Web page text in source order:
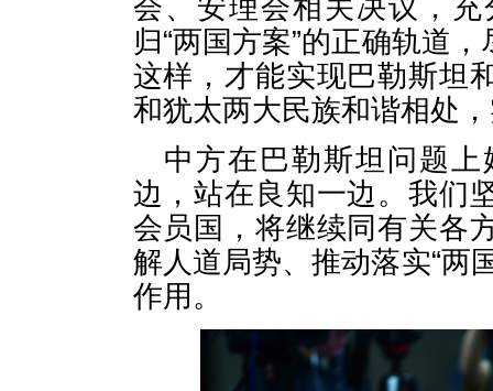
会、安理会相关决议，
归“两国方案”的正确轨道
这样，才能实现巴勒斯坦
和犹太两大民族和谐相处
中方在巴勒斯坦问题
边，站在良知一边。我们
会员国，将继续同有关各
解人道局势、推动落实“两
作用。